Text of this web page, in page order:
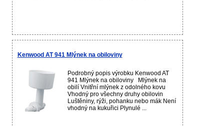
Kenwood AT 941 Mlýnek na obiloviny
Podrobný popis výrobku Kenwood AT
941 Mlýnek na obiloviny Mlýnek na
obilí Vnitřní mlýnek z odolného kovu
Vhodný pro všechny druhy obilovin
Luštěniny, rýži, pohanku nebo mák Není
vhodný na kukuřici Plynulé ...